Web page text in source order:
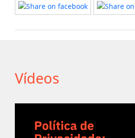
Vídeos